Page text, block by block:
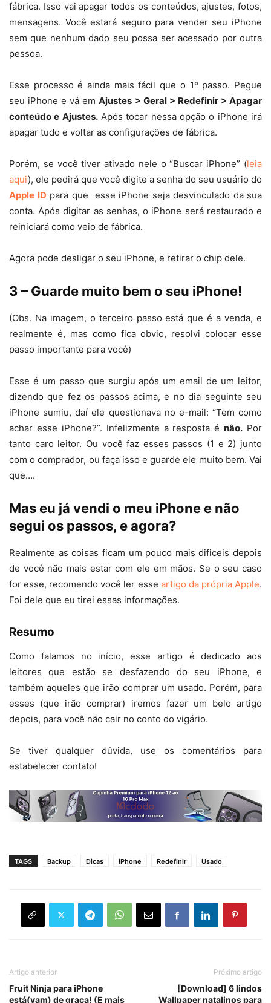
fábrica. Isso vai apagar todos os conteúdos, ajustes, fotos,
mensagens. Você estará seguro para vender seu iPhone
sem que nenhum dado seu possa ser acessado por outra
pessoa.
Esse processo é ainda mais fácil que o 1º passo. Pegue
seu iPhone e vá emAjustes > Geral > Redefinir > Apagar
conteúdo e Ajustes.Após tocar nessa opção o iPhone irá
apagar tudo e voltar as configurações de fábrica.
Porém, se você tiver ativado nele o “Buscar iPhone” (leia
aqui), ele pedirá que você digite a senha do seu usuário do
Apple ID para que esse iPhone seja desvinculado da sua
conta. Após digitar as senhas, o iPhone será restaurado e
reiniciará como veio de fábrica.
Agora pode desligar o seu iPhone, e retirar o chip dele.
3 – Guarde muito bem o seu iPhone!
(Obs. Na imagem, o terceiro passo está que é a venda, e
realmente é, mas como fica obvio, resolvi colocar esse
passo importante para você)
Esse é um passo que surgiu após um email de um leitor,
dizendo que fez os passos acima, e no dia seguinte seu
iPhone sumiu, daí ele questionava no e-mail: “Tem como
achar esse iPhone?”. Infelizmente a resposta énão. Por
tanto caro leitor. Ou você faz esses passos (1 e 2) junto
com o comprador, ou faça isso e guarde ele muito bem. Vai
que….
Mas eu já vendi o meu iPhone e não
segui os passos, e agora?
Realmente as coisas ficam um pouco mais dificeis depois
de você não mais estar com ele em mãos. Se o seu caso
for esse, recomendo você ler esse artigo da própria Apple.
Foi dele que eu tirei essas informações.
Resumo
Como falamos no início, esse artigo é dedicado aos
leitores que estão se desfazendo do seu iPhone, e
também aqueles que irão comprar um usado. Porém, para
esses (que irão comprar) iremos fazer um belo artigo
depois, para você não cair no conto do vigário.
Se tiver qualquer dúvida, use os comentários para
estabelecer contato!
TAGS Backup Dicas iPhone Redefinir Usado
Artigo anterior
Fruit Ninja para iPhone
está(vam) de graça! (E mais
Próximo artigo
[Download] 6 lindos
Wallpaper natalinos para